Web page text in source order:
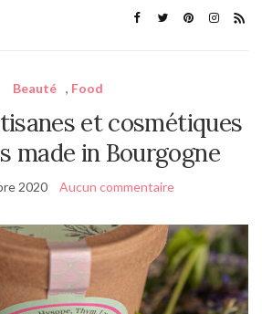
Beauté , Food
et cosmétiques
made in Bourgogne
2020 Aucun commentaire